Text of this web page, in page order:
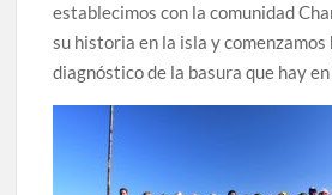
establecimos con la comunidad
su historia en la isla y comenzamos
diagnóstico de la basura que hay en